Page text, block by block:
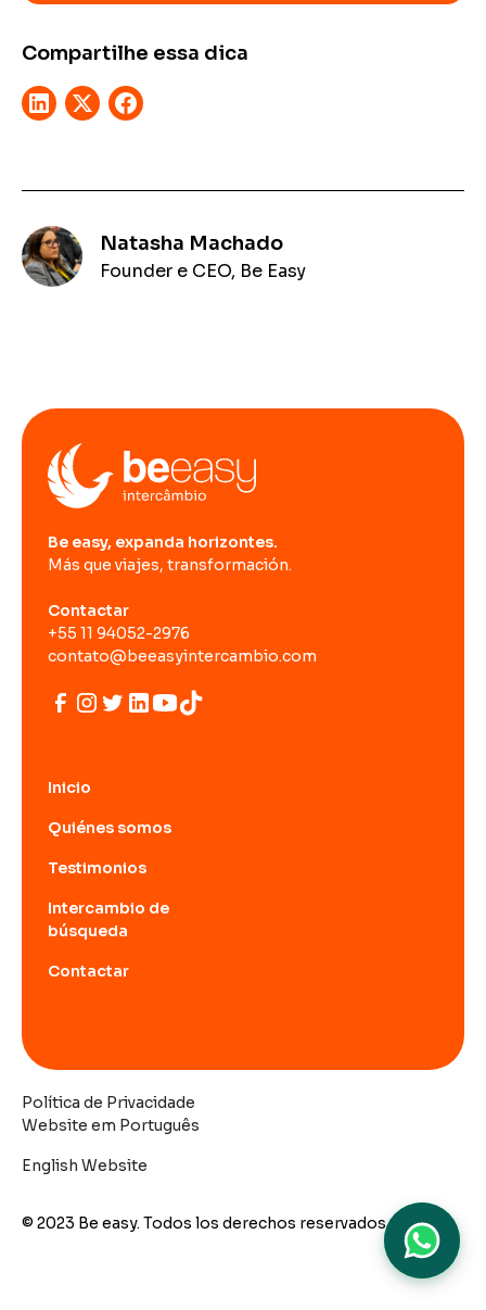
Compartilhe essa dica
Natasha Machado
Founder e CEO, Be Easy
Be easy, expanda horizontes.
Más que viajes, transformación.
Contactar
+55 11 94052-2976
contato@beeasyintercambio.com
Inicio
Quiénes somos
Testimonios
Intercambio de
búsqueda
Contactar
© 2023 Be easy. Todos los derechos reservados.
Website em Português
English Website
Política de Privacidade